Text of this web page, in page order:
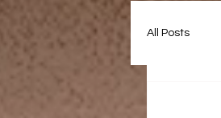
All Posts